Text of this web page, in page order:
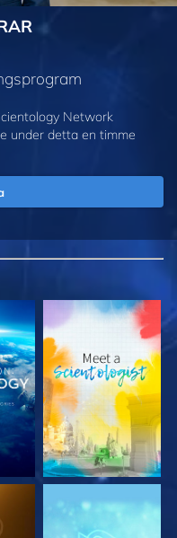
Network
under detta en timme